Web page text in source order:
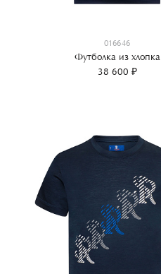
016646
Футболка из хлопка
38 600 ₽